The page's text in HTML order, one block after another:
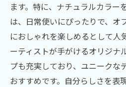
ます。特に、ナチュラルカラー
は、日常使いにぴったりで、オ
におしゃれを楽しめるとして人
ーティストが手がけるオリジナ
プも充実しており、ユニークな
おすすめです。自分らしさを表